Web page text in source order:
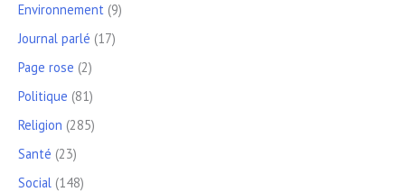
Environnement (9)
Journal parlé (17)
Page rose (2)
Politique (81)
Religion (285)
Santé (23)
Social (148)